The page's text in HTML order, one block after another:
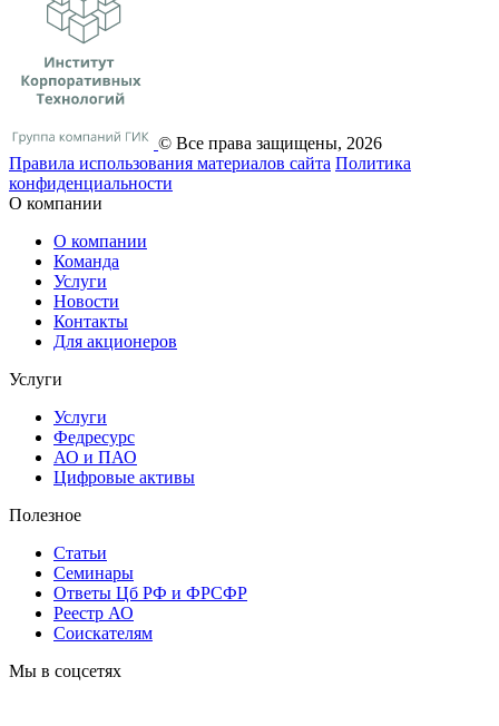
© Все права защищены, 2026
Правила использования материалов сайта Политика
конфиденциальности
О компании
О компании
Команда
Услуги
Новости
Контакты
Для акционеров
Услуги
Услуги
Федресурс
АО и ПАО
Цифровые активы
Полезное
Статьи
Cеминары
Ответы Цб РФ и ФРСФР
Реестр АО
Соискателям
Мы в соцсетях